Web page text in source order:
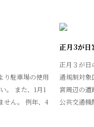
り駐車場の使用
。 また、1月1
せん。 例年、4
正月3が日
正月３が日
通規制対象
宮周辺の道
公共交通